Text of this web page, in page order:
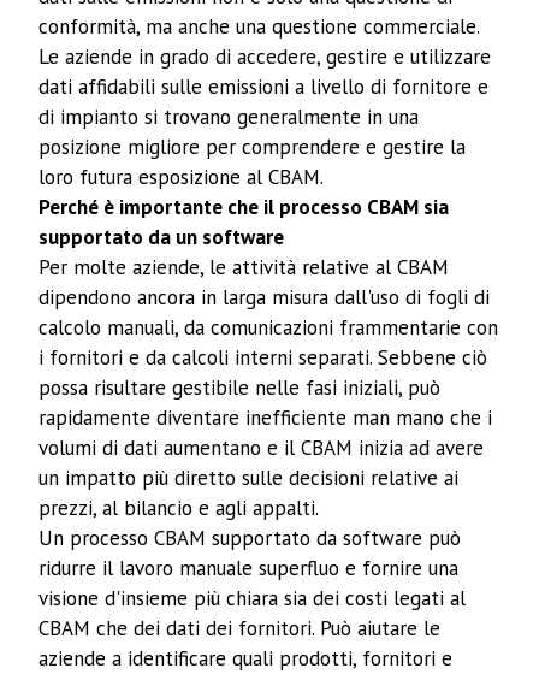
conformità, ma anche una questione commerciale.
Le aziende in grado di accedere, gestire e utilizzare
dati affidabili sulle emissioni a livello di fornitore e
di impianto si trovano generalmente in una
posizione migliore per comprendere e gestire la
loro futura esposizione al CBAM.
Perché è importante che il processo CBAM sia
supportato da un software
Per molte aziende, le attività relative al CBAM
dipendono ancora in larga misura dall'uso di fogli di
calcolo manuali, da comunicazioni frammentarie con
i fornitori e da calcoli interni separati. Sebbene ciò
possa risultare gestibile nelle fasi iniziali, può
rapidamente diventare inefficiente man mano che i
volumi di dati aumentano e il CBAM inizia ad avere
un impatto più diretto sulle decisioni relative ai
prezzi, al bilancio e agli appalti.
Un processo CBAM supportato da software può
ridurre il lavoro manuale superfluo e fornire una
visione d'insieme più chiara sia dei costi legati al
CBAM che dei dati dei fornitori. Può aiutare le
aziende a identificare quali prodotti, fornitori e